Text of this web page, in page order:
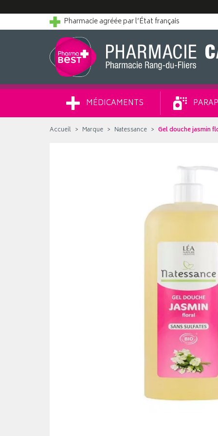
Pharmacie agréée par l’État français
MÉDICAMENTS
Accueil Marque Natessance Gel douche jasmin